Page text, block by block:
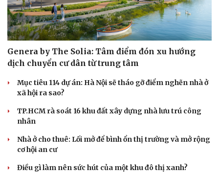
Genera by The Solia: Tâm điểm đón xu hướng
dịch chuyển cư dân từ trung tâm
Mục tiêu 114 dự án: Hà Nội sẽ tháo gỡ điểm nghẽn nhà ở
xã hội ra sao?
TP.HCM rà soát 16 khu đất xây dựng nhà lưu trú công
nhân
Nhà ở cho thuê: Lối mở để bình ổn thị trường và mở rộng
cơ hội an cư
Điều gì làm nên sức hút của một khu đô thị xanh?